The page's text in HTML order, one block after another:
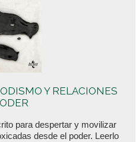
Y RELACIONES
para despertar y movilizar
desde el poder. Leerlo